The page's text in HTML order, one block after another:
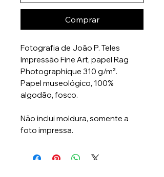
Comprar
Fotografia de João P. Teles
Impressão Fine Art, papel Rag
Photographique 310 g/m².
Papel museológico, 100%
algodão, fosco.
Não inclui moldura, somente a
foto impressa.